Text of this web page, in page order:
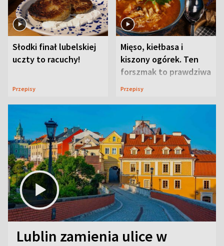
Słodki finał lubelskiej
uczty to racuchy!
Przepisy
Mięso, kiełbasa i
kiszony ogórek. Ten
forszmak to prawdziwa
uczta
Przepisy
Lublin zamienia ulice w